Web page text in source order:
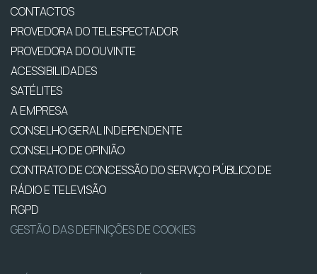
CONTACTOS
PROVEDORA DO TELESPECTADOR
PROVEDORA DO OUVINTE
ACESSIBILIDADES
SATÉLITES
A EMPRESA
CONSELHO GERAL INDEPENDENTE
CONSELHO DE OPINIÃO
CONTRATO DE CONCESSÃO DO SERVIÇO PÚBLICO DE
RÁDIO E TELEVISÃO
RGPD
GESTÃO DAS DEFINIÇÕES DE COOKIES